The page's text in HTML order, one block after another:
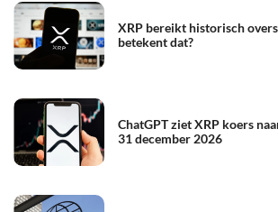
XRP bereikt historisch
betekent dat?
ChatGPT ziet XRP koers
31 december 2026